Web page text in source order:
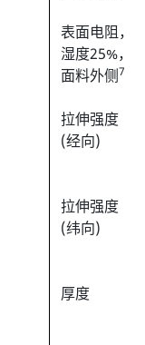
表面电阻，
湿度25%，
面料外侧7
拉伸强度
(经向)
拉伸强度
(纬向)
厚度